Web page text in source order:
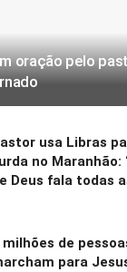
oração pelo
usa Libras
no Maranhão:
Deus fala todas
milhões de
para